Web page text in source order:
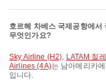
호르헤 차베스 국제공항에서
무엇인가요?
Sky Airline (H2), LATAM 칠
Airlines (4A)는 남아메리카
입니다.